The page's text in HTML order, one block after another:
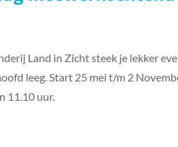
Land in Zicht steek je lekker
leeg. Start 25 mei t/m 2
11.10 uur.